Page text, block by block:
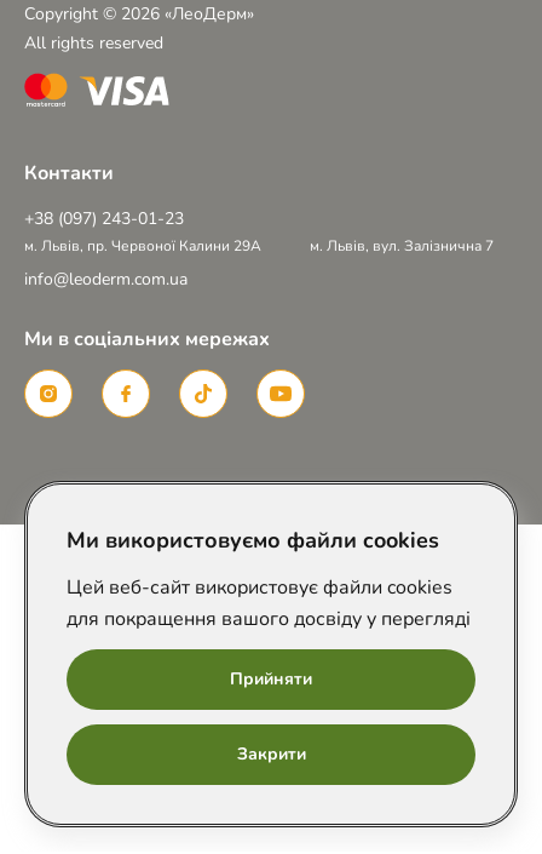
Copyright © 2026 «ЛеоДерм»
All rights reserved
Контакти
+38 (097) 243-01-23
м. Львів, пр. Червоної Калини 29А м. Львів, вул. Залізнична 7
info@leoderm.com.ua
Ми в соціальних мережах
Ми використовуємо файли cookies
Цей веб-сайт використовує файли cookies
для покращення вашого досвіду у перегляді
Прийняти
Закрити
Онлайн
запис